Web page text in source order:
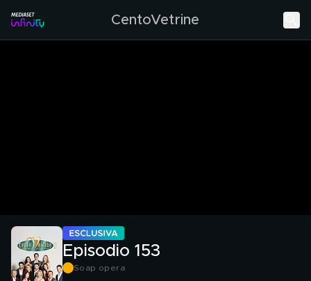
CentoVetrine
Episodio 153
Soap opera